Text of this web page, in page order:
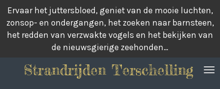
Ga
direct
naar
Strandrijden Terschelling
Ervaar het juttersbloed, geniet van de mooie luchten,
zonsop- en ondergangen, het zoeken naar barnsteen,
het redden van verzwakte vogels en het bekijken van
de nieuwsgierige zeehonden…